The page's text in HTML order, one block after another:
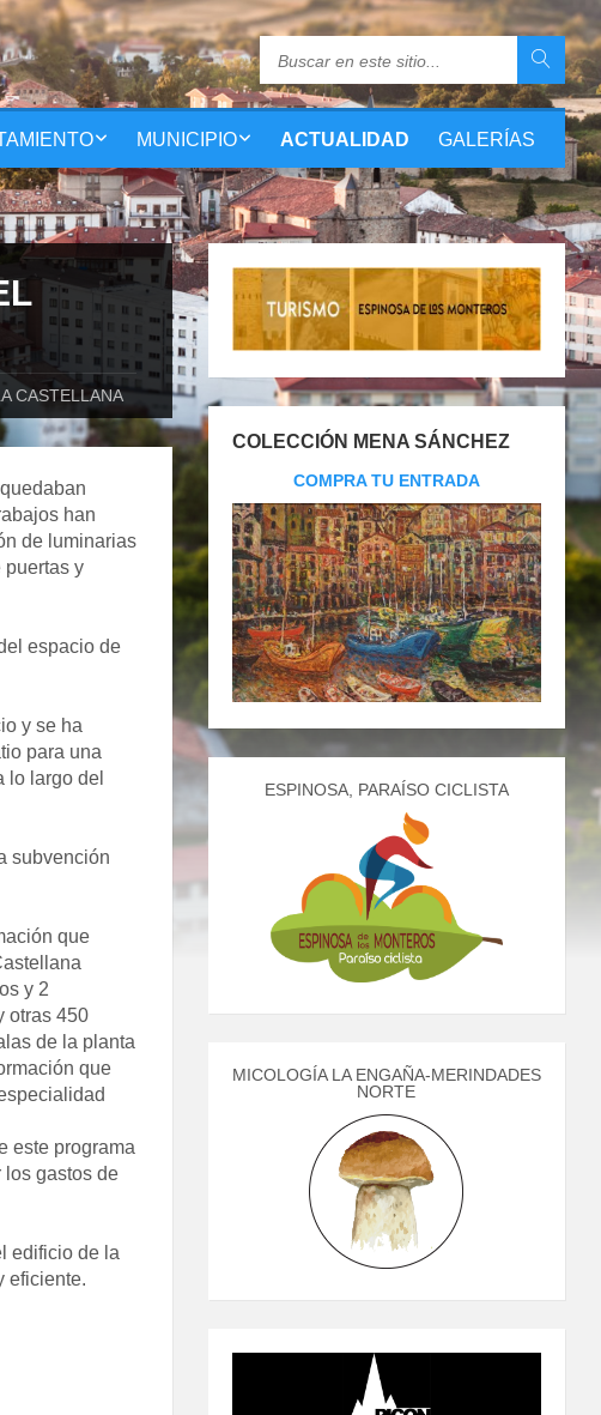
MUNICIPIO ACTUALIDAD GALERÍAS
CASTELLANA
han
de luminarias
puertas y
espacio de
y se ha
para una
lo largo del
subvención
que
y 2
otras 450
de la planta
que
este programa
los gastos de
edificio de la
eficiente.
COLECCIÓN MENA SÁNCHEZ
COMPRA TU ENTRADA
ESPINOSA, PARAÍSO CICLISTA
MICOLOGÍA LA ENGAÑA-MERINDADES
NORTE